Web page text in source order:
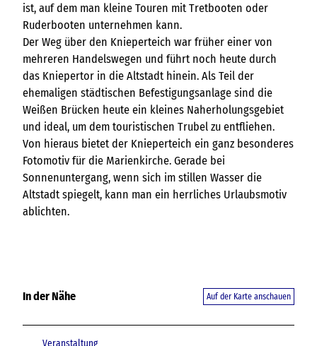
ist, auf dem man kleine Touren mit Tretbooten oder
Ruderbooten unternehmen kann.
Der Weg über den Knieperteich war früher einer von
mehreren Handelswegen und führt noch heute durch
das Kniepertor in die Altstadt hinein. Als Teil der
ehemaligen städtischen Befestigungsanlage sind die
Weißen Brücken heute ein kleines Naherholungsgebiet
und ideal, um dem touristischen Trubel zu entfliehen.
Von hieraus bietet der Knieperteich ein ganz besonderes
Fotomotiv für die Marienkirche. Gerade bei
Sonnenuntergang, wenn sich im stillen Wasser die
Altstadt spiegelt, kann man ein herrliches Urlaubsmotiv
ablichten.
In der Nähe Auf der Karte anschauen